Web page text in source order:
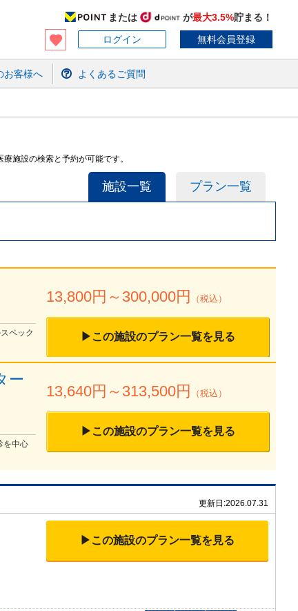
または が最大3.5%貯まる！
ログイン
無料会員登録
お客様へ よくあるご質問
施設の検索と予約が可能です。
施設一覧 プラン一覧
ペック
13,800円～ 300,000円 （税込）
▶この施設のプラン一覧を見る
ー
を中心
13,640円～ 313,500円 （税込）
▶この施設のプラン一覧を見る
更新日:2026.07.31
▶この施設のプラン一覧を見る